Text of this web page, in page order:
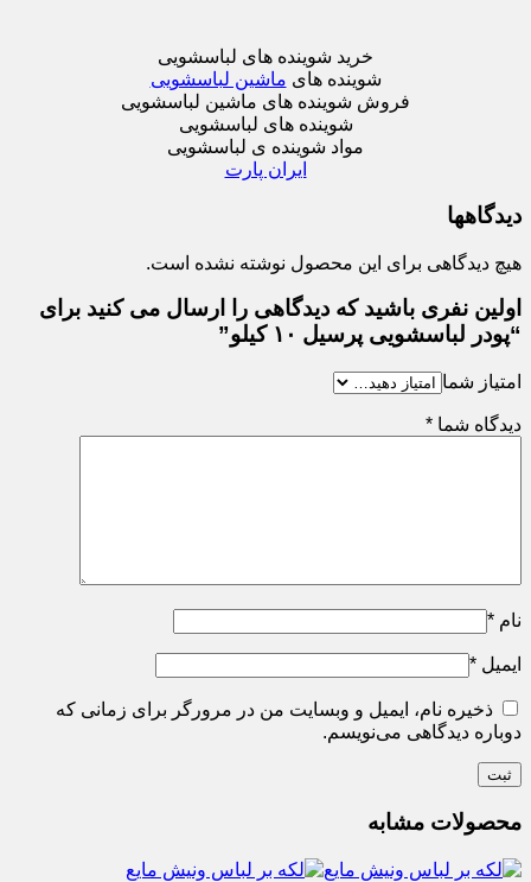
خرید شوینده های لباسشویی
شوینده های ماشین لباسشویی
فروش شوینده های ماشین لباسشویی
شوینده های لباسشویی
مواد شوینده ی لباسشویی
ایران‌ پارت
دیدگاهها
هیچ دیدگاهی برای این محصول نوشته نشده است.
اولین نفری باشید که دیدگاهی را ارسال می کنید برای
“پودر لباسشویی پرسیل ۱۰ کیلو”
امتیاز شما
دیدگاه شما *
نام *
ایمیل *
ذخیره نام، ایمیل و وبسایت من در مرورگر برای زمانی که
دوباره دیدگاهی می‌نویسم.
محصولات مشابه